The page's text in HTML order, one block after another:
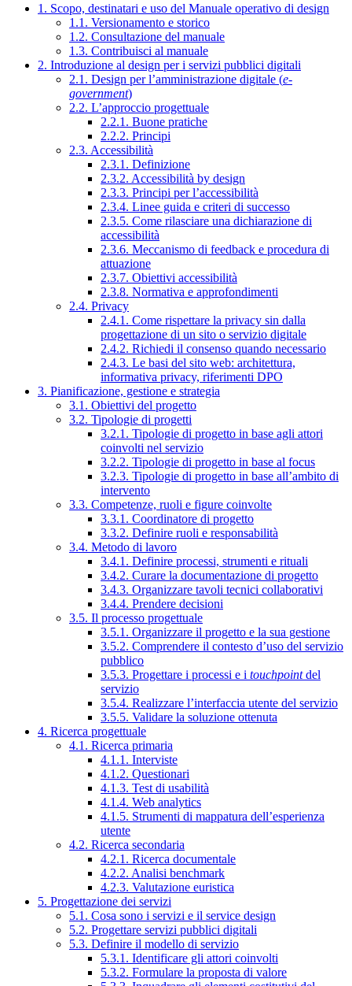
1. Scopo, destinatari e uso del Manuale operativo di design
1.1. Versionamento e storico
1.2. Consultazione del manuale
1.3. Contribuisci al manuale
2. Introduzione al design per i servizi pubblici digitali
2.1. Design per l’amministrazione digitale (e-
government)
2.2. L’approccio progettuale
2.2.1. Buone pratiche
2.2.2. Principi
2.3. Accessibilità
2.3.1. Definizione
2.3.2. Accessibilità by design
2.3.3. Principi per l’accessibilità
2.3.4. Linee guida e criteri di successo
2.3.5. Come rilasciare una dichiarazione di
accessibilità
2.3.6. Meccanismo di feedback e procedura di
attuazione
2.3.7. Obiettivi accessibilità
2.3.8. Normativa e approfondimenti
2.4. Privacy
2.4.1. Come rispettare la privacy sin dalla
progettazione di un sito o servizio digitale
2.4.2. Richiedi il consenso quando necessario
2.4.3. Le basi del sito web: architettura,
informativa privacy, riferimenti DPO
3. Pianificazione, gestione e strategia
3.1. Obiettivi del progetto
3.2. Tipologie di progetti
3.2.1. Tipologie di progetto in base agli attori
coinvolti nel servizio
3.2.2. Tipologie di progetto in base al focus
3.2.3. Tipologie di progetto in base all’ambito di
intervento
3.3. Competenze, ruoli e figure coinvolte
3.3.1. Coordinatore di progetto
3.3.2. Definire ruoli e responsabilità
3.4. Metodo di lavoro
3.4.1. Definire processi, strumenti e rituali
3.4.2. Curare la documentazione di progetto
3.4.3. Organizzare tavoli tecnici collaborativi
3.4.4. Prendere decisioni
3.5. Il processo progettuale
3.5.1. Organizzare il progetto e la sua gestione
3.5.2. Comprendere il contesto d’uso del servizio
pubblico
3.5.3. Progettare i processi e i touchpointdel
servizio
3.5.4. Realizzare l’interfaccia utente del servizio
3.5.5. Validare la soluzione ottenuta
4. Ricerca progettuale
4.1. Ricerca primaria
4.1.1. Interviste
4.1.2. Questionari
4.1.3. Test di usabilità
4.1.4. Web analytics
4.1.5. Strumenti di mappatura dell’esperienza
utente
4.2. Ricerca secondaria
4.2.1. Ricerca documentale
4.2.2. Analisi benchmark
4.2.3. Valutazione euristica
5. Progettazione dei servizi
5.1. Cosa sono i servizi e il service design
5.2. Progettare servizi pubblici digitali
5.3. Definire il modello di servizio
5.3.1. Identificare gli attori coinvolti
5.3.2. Formulare la proposta di valore